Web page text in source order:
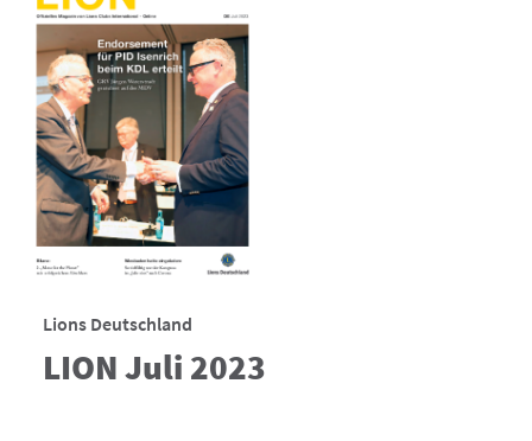
Lions Deutschland
LION Juli 2023